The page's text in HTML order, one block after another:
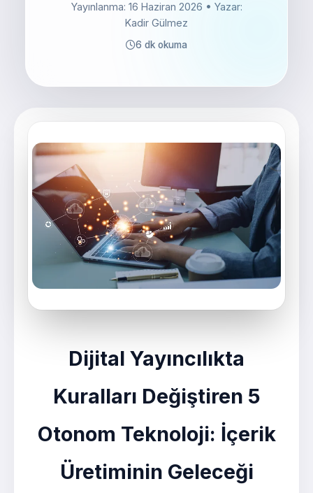
Yayınlanma: 16 Haziran 2026 • Yazar:
Kadir Gülmez
6 dk okuma
Dijital Yayıncılıkta
Kuralları Değiştiren 5
Otonom Teknoloji: İçerik
Üretiminin Geleceği